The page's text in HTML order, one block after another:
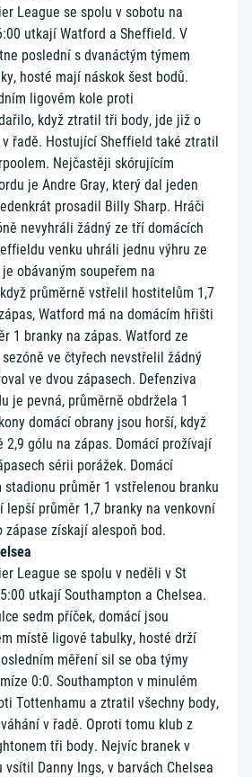
League se spolu v sobotu na
utkají Watford a Sheffield. V
poslední s dvanáctým týmem
hosté mají náskok šest bodů.
ligovém kole proti
když ztratil tři body, jde již o
řadě. Hostující Sheffield také ztratil
Nejčastěji skórujícím
je Andre Gray, který dal jeden
prosadil Billy Sharp. Hráči
nevyhráli žádný ze tří domácích
venku uhráli jednu výhru ze
obávaným soupeřem na
průměrně vstřelil hostitelům 1,7
Watford má na domácím hřišti
1 branky na zápas. Watford ze
ve čtyřech nevstřelil žádný
ve dvou zápasech. Defenziva
je pevná, průměrně obdržela 1
domácí obrany jsou horší, když
2,9 gólu na zápas. Domácí prožívají
sérii porážek. Domácí
stadionu průměr 1 vstřelenou branku
lepší průměr 1,7 branky na venkovní
zápase získají alespoň bod.
League se spolu v neděli v St
utkají Southampton a Chelsea.
sedm příček, domácí jsou
místě ligové tabulky, hosté drží
měření sil se oba týmy
0:0. Southampton v minulém
Tottenhamu a ztratil všechny body,
v řadě. Oproti tomu klub z
tři body. Nejvíc branek v
Danny Ings, v barvách Chelsea